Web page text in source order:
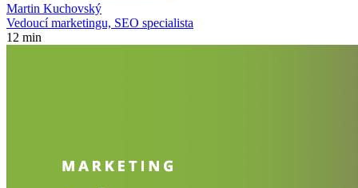
Martin Kuchovský
Vedoucí marketingu, SEO specialista
12 min